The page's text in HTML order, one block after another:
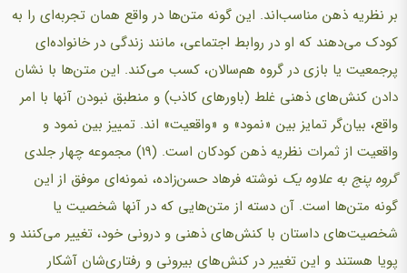
بر نظریه ذهن مناسب‌اند. این گونه متن‌ها در واقع همان تجربه‌ای را به
کودک می‌دهند که او در روابط اجتماعی، مانند زندگی در خانواده‌ای
پرجمعیت یا بازی در گروه هم‌سالان، کسب می‌کند. این متن‌ها با نشان
دادن کنش‌های ذهنی غلط (باورهای کاذب) و منطبق نبودن آنها با امر
واقع، بیان‌گر تمایز بین «نمود» و «واقعیت» اند. تمییز بین نمود و
واقعیت از ثمرات نظریه ذهن کودکان است. (19) مجموعه چهار جلدی
گروه پنج به علاوه یک نوشته فرهاد حسن‌زاده، نمونه‌ای موفق از این
گونه متن‌ها است. آن دسته از متن‌هایی که در آنها شخصیت یا
شخصیت‌های داستان با کنش‌های ذهنی و درونی خود، تغییر می‌کنند و
پویا هستند و این تغییر در کنش‌های بیرونی و رفتاری‌شان آشکار